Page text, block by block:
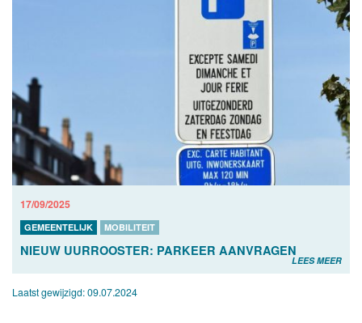
17/09/2025
GEMEENTELIJK MOBILITEIT
NIEUW UURROOSTER: PARKEER AANVRAGEN
LEES MEER
Laatst gewijzigd:09.07.2024